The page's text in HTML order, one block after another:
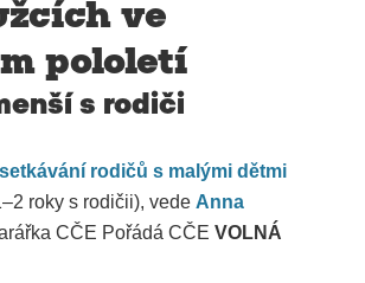
ve
pololetí
s rodiči
rodičů s malými dětmi
roky s rodičii), vede Anna
CČE Pořádá CČE VOLNÁ